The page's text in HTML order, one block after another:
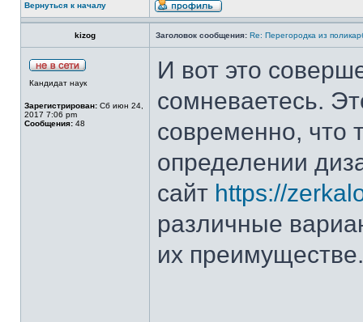
Вернуться к началу
kizog Заголовок сообщения: Re: Перегородка из
Кандидат наук
Зарегистрирован: Сб июн 24,
2017 7:06 pm
Сообщения: 48
И вот это
сомневаетесь.
современно, что
определении
сайт https://
различные
их преимуществе.